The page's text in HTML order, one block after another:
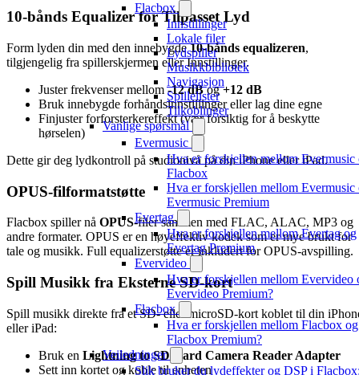
Flacbox
Innstillinger
Lokale filer
Lydspiller
Musikkbibliotek
Navigasjon
Spillelister
Tilkoblinger
Vanlige spørsmål
Evermusic
Hva er forskjellen mellom Evermusic
Flacbox
Hva er forskjellen mellom Evermusic
Evermusic Premium
Evertag
Hva er forskjellen mellom Evertag og
Evertag Premium
Evervideo
Hva er forskjellen mellom Evervideo
Evervideo Premium?
Flacbox
Hva er forskjellen mellom Flacbox og
Flacbox Premium?
Veiledninger
Slik bruker du lydeffekter og DSP i
10-bånds Equalizer for Tilpasset Lyd
Form lyden din med den innebygde10-bånds equalizeren,
tilgjengelig fra spillerskjermen eller Innstillinger.
Juster frekvenser mellom-12 dBog+12 dB
Bruk innebygde forhåndsinnstillinger eller lag dine egne
Finjuster forforsterkereffekt (vær forsiktig for å beskytte
hørselen)
Dette gir deg lydkontroll på studionivå på din iPhone eller iPad.
OPUS-filformatstøtte
Flacbox spiller nå OPUS-filer sammen med FLAC, ALAC, MP3 og
andre formater. OPUS er en høyeffektiv kodek som er mye brukt for
tale og musikk. Full equalizerstøtte er inkludert for OPUS-avspilling.
Spill Musikk fra Eksterne SD-kort
Spill musikk direkte fra et SD- eller microSD-kort koblet til din
eller iPad:
Bruk en Lightning to SD Card Camera Reader Adapter
Sett inn kortet og koble til enheten